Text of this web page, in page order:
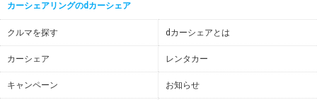
カーシェアリングのdカーシェア
クルマを探す dカーシェアとは
カーシェア レンタカー
キャンペーン お知らせ